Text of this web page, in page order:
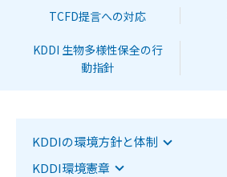
TCFD提言への対応
KDDI 生物多様性保全の行
動指針
KDDIの環境方針と体制
該当項目へジャンプします
KDDI環境憲章
該当項目へジャンプします